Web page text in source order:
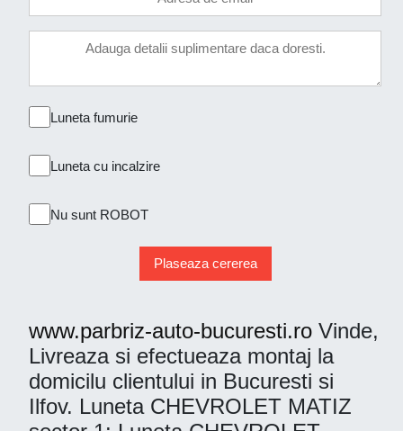
Luneta fumurie
Luneta cu incalzire
Nu sunt ROBOT
Plaseaza cererea
www.parbriz-auto-bucuresti.ro Vinde,
Livreaza si efectueaza montaj la
domicilu clientului in Bucuresti si
Ilfov. Luneta CHEVROLET MATIZ